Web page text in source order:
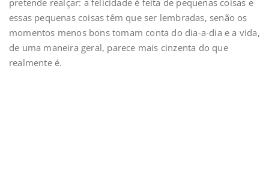
pretende realçar: a felicidade é feita de pequenas coisas e
essas pequenas coisas têm que ser lembradas, senão os
momentos menos bons tomam conta do dia-a-dia e a vida,
de uma maneira geral, parece mais cinzenta do que
realmente é.